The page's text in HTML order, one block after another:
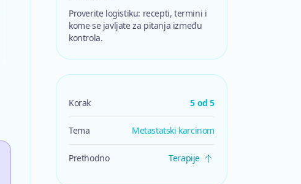
Proverite logistiku: recepti, termini i
kome se javljate za pitanja između
kontrola.
Korak 5 od 5
Tema Metastatski karcinom
Prethodno Terapije